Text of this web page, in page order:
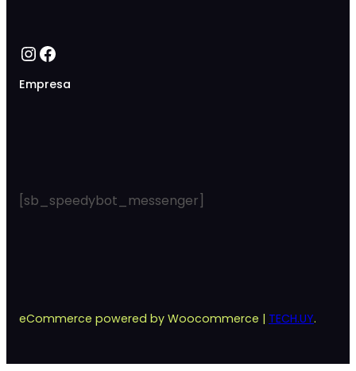
InstagramFacebook
Empresa
[sb_speedybot_messenger]
eCommerce powered by Woocommerce | TECH.UY.